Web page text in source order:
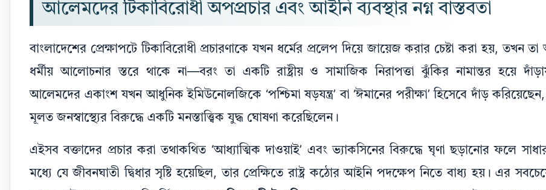
আলেমদের টিকাবিরোধী অপপ্রচার এবং আইনি ব্যবস্থার নগ্ন বাস্তবতা
বাংলাদেশের প্রেক্ষাপটে টিকাবিরোধী প্রচারণাকে যখন ধর্মের প্রলেপ দিয়ে জায়েজ করার চেষ্টা করা হয়, তখন
ধর্মীয় আলোচনার স্তরে থাকে না—বরং তা একটি রাষ্ট্রীয় ও সামাজিক নিরাপত্তা ঝুঁকির নামান্তর হয়ে
আলেমদের একাংশ যখন আধুনিক ইমিউনোলজিকে ‘পশ্চিমা ষড়যন্ত্র’ বা ‘ঈমানের পরীক্ষা’ হিসেবে দাঁড়
মূলত জনস্বাস্থ্যের বিরুদ্ধে একটি মনস্তাত্ত্বিক যুদ্ধ ঘোষণা করেছিলেন।
এইসব বক্তাদের প্রচার করা তথাকথিত ‘আধ্যাত্মিক দাওয়াই’ এবং ভ্যাকসিনের বিরুদ্ধে ঘৃণা ছড়ানোর ফলে
মধ্যে যে জীবনঘাতী দ্বিধার সৃষ্টি হয়েছিল, তার প্রেক্ষিতে রাষ্ট্র কঠোর আইনি পদক্ষেপ নিতে বাধ্য হয়। এর